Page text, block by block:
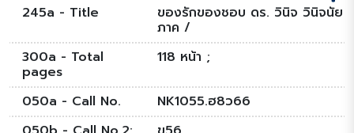
245a - Title ของรักของชอบ ดร. วินิจ วินิจนัย
ภาค /
300a - Total
pages
118 หน้า ;
050a - Call No.
NK1055.ฮ8ว66